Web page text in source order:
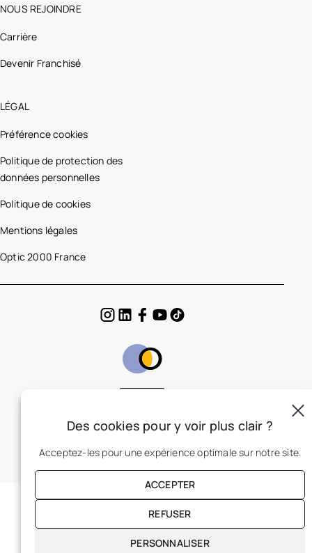
NOUS REJOINDRE
Carrière
Devenir Franchisé
LÉGAL
Préférence cookies
Politique de protection des
données personnelles
Politique de cookies
Mentions légales
Optic 2000 France
Des cookies pour y voir plus clair ?
Acceptez-les pour une expérience optimale sur notre site.
ACCEPTER
REFUSER
PERSONNALISER